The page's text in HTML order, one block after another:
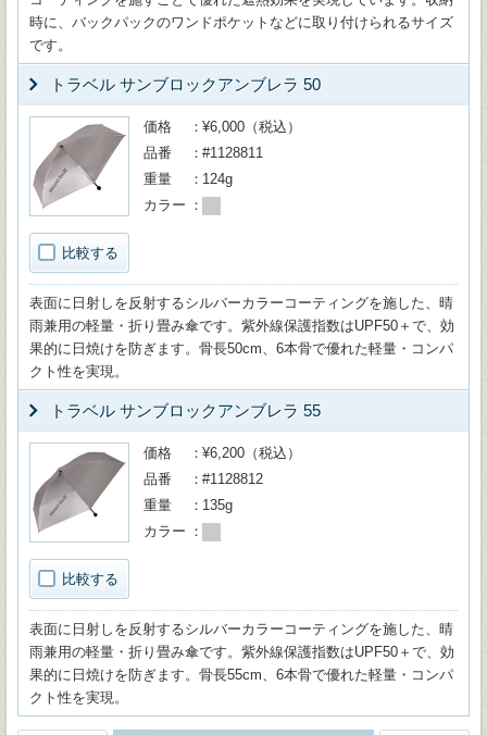
時に、バックパックのワンドポケットなどに取り付けられるサイズ
です。
トラベル サンブロックアンブレラ 50
比較する
価格
¥6,000（税込）
品番
#1128811
重量
124g
カラー
表面に日射しを反射するシルバーカラーコーティングを施した、晴
雨兼用の軽量・折り畳み傘です。紫外線保護指数はUPF50＋で、効
果的に日焼けを防ぎます。骨長50cm、6本骨で優れた軽量・コンパ
クト性を実現。
トラベル サンブロックアンブレラ 55
比較する
価格
¥6,200（税込）
品番
#1128812
重量
135g
カラー
表面に日射しを反射するシルバーカラーコーティングを施した、晴
雨兼用の軽量・折り畳み傘です。紫外線保護指数はUPF50＋で、効
果的に日焼けを防ぎます。骨長55cm、6本骨で優れた軽量・コンパ
クト性を実現。